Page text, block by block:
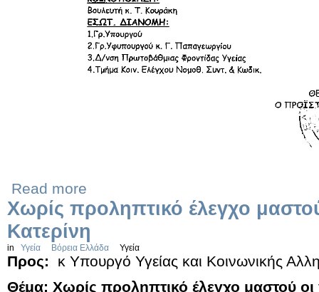
Read more
Χωρίς προληπτικό έλεγχο
Κατερίνη
in Υγεία Βόρεια Ελλάδα Υγεία
Προς:
κ Υπουργό Υγείας και Κοινωνικής
Θέμα: Χωρίς προληπτικό έλεγχο μαστού οι